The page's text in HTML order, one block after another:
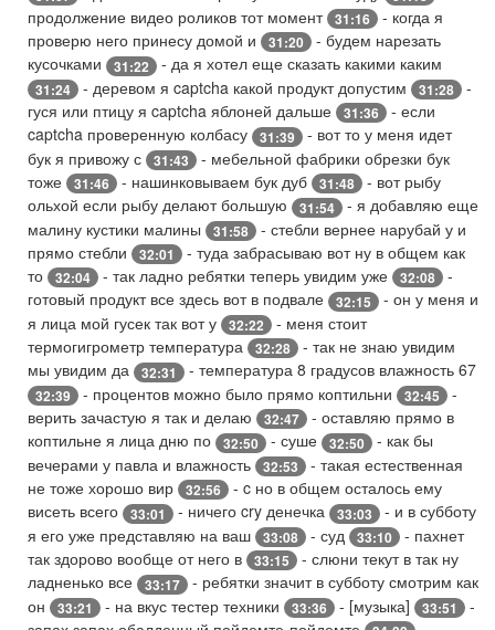
продолжение видео роликов тот момент 31:16
- когда я
проверю него принесу домой и
31:20
- будем нарезать
кусочками
31:22 - да я хотел еще сказать какими каким
31:24 - деревом я captcha какой продукт допустим 31:28
-
гуся или птицу я captcha яблоней дальше
31:36
- если
captcha проверенную колбасу
31:39
- вот то у меня идет
бук я привожу с
31:43
- мебельной фабрики обрезки бук
тоже
31:46 - нашинковываем бук дуб 31:48
- вот рыбу
ольхой если рыбу делают большую
31:54
- я добавляю еще
малину кустики малины
31:58
- стебли вернее нарубай у и
прямо стебли
32:01
- туда забрасываю вот ну в общем как
то
32:04 - так ладно ребятки теперь увидим уже 32:08
-
готовый продукт все здесь вот в подвале
32:15
- он у меня и
я лица мой гусек так вот у
32:22
- меня стоит
термогигрометр температура
32:28
- так не знаю увидим
мы увидим да
32:31 - температура 8 градусов влажность 67
32:39 - процентов можно было прямо коптильни 32:45
-
верить зачастую я так и делаю
32:47
- оставляю прямо в
коптильне я лица дню по
32:50 - суше 32:50
- как бы
вечерами у павла и влажность
32:53
- такая естественная
не тоже хорошо вир
32:56
- c но в общем осталось ему
висеть всего
33:01 - ничего cry денечка 33:03
- и в субботу
я его уже представляю на ваш
33:08 - суд 33:10
- пахнет
так здорово вообще от него в
33:15
- слюни текут в так ну
ладненько все
33:17
- ребятки значит в субботу смотрим как
он
33:21 - на вкус тестер техники 33:36 - [музыка] 33:51
-